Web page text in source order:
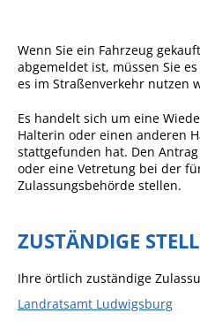
Wenn Sie ein Fahrzeug
abgemeldet ist, müssen Sie
es im Straßenverkehr nutzen
Es handelt sich um eine
Halterin oder einen anderen
stattgefunden hat. Den
oder eine Vetretung bei der
Zulassungsbehörde stellen.
ZUSTÄNDIGE
Ihre örtlich zuständige
Landratsamt Ludwigsburg